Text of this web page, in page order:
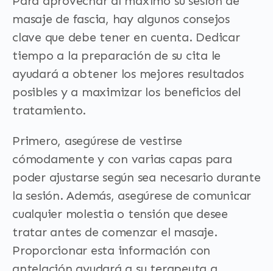
masaje de fascia, hay algunos consejos
clave que debe tener en cuenta. Dedicar
tiempo a la preparación de su cita le
ayudará a obtener los mejores resultados
posibles y a maximizar los beneficios del
tratamiento.
Primero, asegúrese de vestirse
cómodamente y con varias capas para
poder ajustarse según sea necesario durante
la sesión. Además, asegúrese de comunicar
cualquier molestia o tensión que desee
tratar antes de comenzar el masaje.
Proporcionar esta información con